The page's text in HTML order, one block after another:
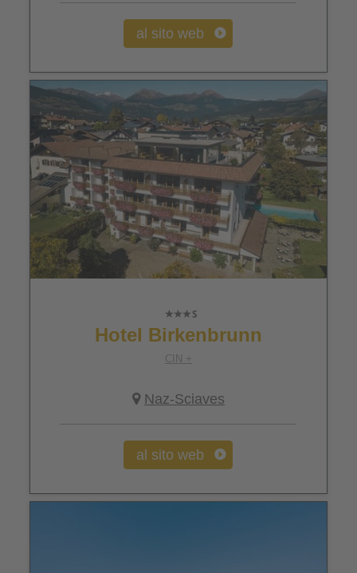
al sito web
Hotel Birkenbrunn
CIN +
Naz-Sciaves
al sito web